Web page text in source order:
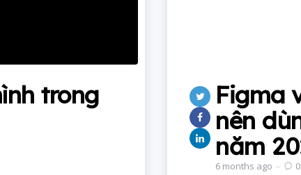
trong
Figma
nên
năm
6 months ago 0